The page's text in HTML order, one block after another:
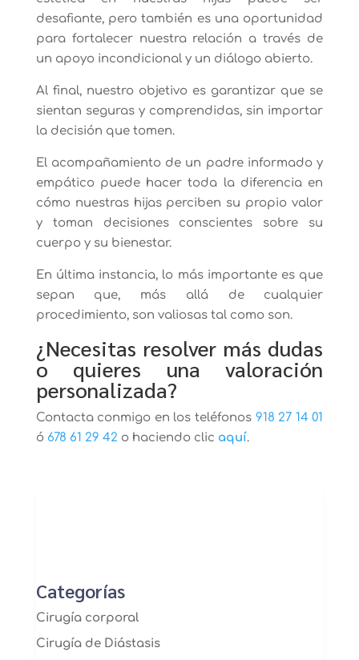
desafiante, pero también es una oportunidad
para fortalecer nuestra relación a través de
un apoyo incondicional y un diálogo abierto.
Al final, nuestro objetivo es garantizar que se
sientan seguras y comprendidas, sin importar
la decisión que tomen.
El acompañamiento de un padre informado y
empático puede hacer toda la diferencia en
cómo nuestras hijas perciben su propio valor
y toman decisiones conscientes sobre su
cuerpo y su bienestar.
En última instancia, lo más importante es que
sepan que, más allá de cualquier
procedimiento, son valiosas tal como son.
¿Necesitas resolver más dudas
o quieres una valoración
personalizada?
Contacta conmigo en los teléfonos 918 27 14 01
ó 678 61 29 42 o haciendo clic aquí.
Categorías
Cirugía corporal
Cirugía de Diástasis